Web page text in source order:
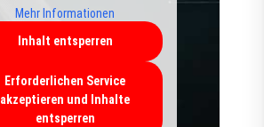
Mehr Informationen
Inhalt entsperren
Erforderlichen Service
akzeptieren und Inhalte
entsperren